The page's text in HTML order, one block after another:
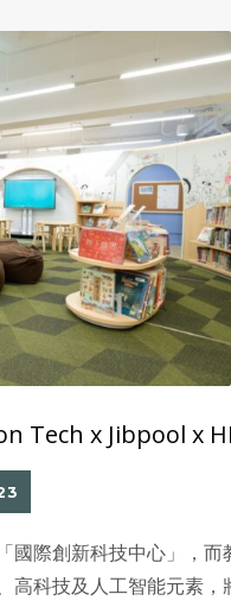
Tech x Jibpool x
國際創新科技中心」，
高科技及人工智能元素